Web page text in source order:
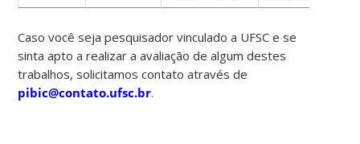
Caso você seja pesquisador vinculado a UFSC e se
sinta apto a realizar a avaliação de algum destes
trabalhos, solicitamos contato através de
pibic@contato.ufsc.br.